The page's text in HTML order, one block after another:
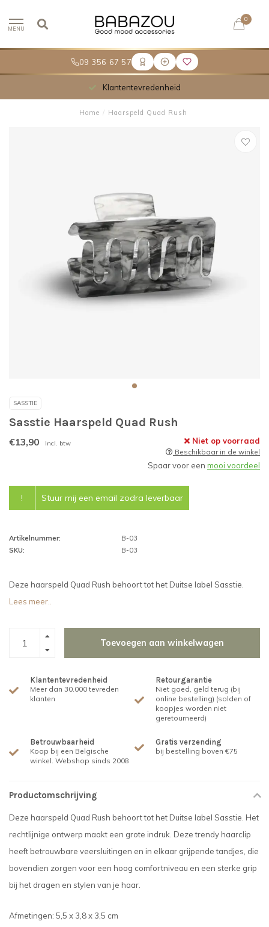
09 356 67 57
MENU
0
Klantentevredenheid
Home / Haarspeld Quad Rush
SASSTIE
Sasstie Haarspeld Quad Rush
€13,90 Incl. btw Niet op voorraad
Beschikbaar in de winkel
Spaar voor een mooi voordeel
! Stuur mij een email zodra leverbaar
Artikelnummer:
B-03
SKU:
B-03
Deze haarspeld Quad Rush behoort tot het Duitse label Sasstie.
Lees meer..
Toevoegen aan winkelwagen
Klantentevredenheid
Meer dan 30.000 tevreden
klanten
Retourgarantie
Niet goed, geld terug (bij
online bestelling) (solden of
koopjes worden niet
geretourneerd)
Betrouwbaarheid
Koop bij een Belgische
winkel. Webshop sinds 2008
Gratis verzending
bij bestelling boven €75
Productomschrijving
Deze haarspeld Quad Rush behoort tot het Duitse label Sasstie. Het
rechtlijnige ontwerp maakt een grote indruk. Deze trendy haarclip
heeft betrouwbare veersluitingen en in elkaar grijpende tandjes, die
bovendien zorgen voor een hoog comfortniveau en een sterke grip
bij het dragen en stylen van je haar.
Afmetingen: 5,5 x 3,8 x 3,5 cm